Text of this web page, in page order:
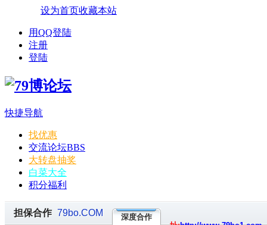
设为首页收藏本站
用QQ登陆
注册
登陆
快捷导航
找优惠
交流论坛BBS
大转盘抽奖
白菜大全
积分福利